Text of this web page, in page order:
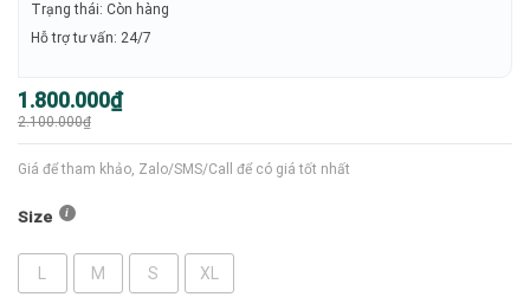
Trạng thái: Còn hàng
Hỗ trợ tư vấn: 24/7
2.100.000₫
Giá
gốc
là:
1.800.000₫
Giá
hiện
tại
Giá để tham khảo, Zalo/SMS/Call để có giá tốt nhất
Size
M S XL